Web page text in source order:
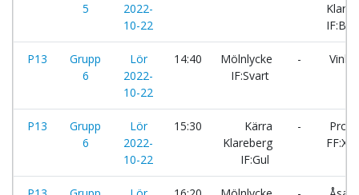
5
2022-
10-22
IF:Blå
P13
Grupp
6
Lör
2022-
10-22
14:40
Mölnlycke
IF:Svart
-
P13
Grupp
6
Lör
2022-
10-22
15:30
Kärra
Klareberg
IF:Gul
-
FF:X